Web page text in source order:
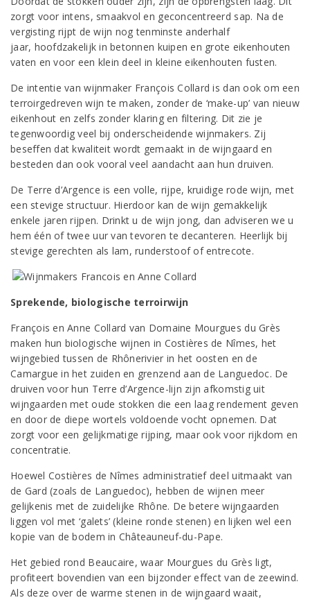
zorgt voor intens, smaakvol en geconcentreerd sap. Na de
vergisting rijpt de wijn nog tenminste anderhalf
jaar, hoofdzakelijk in betonnen kuipen en grote eikenhouten
vaten en voor een klein deel in kleine eikenhouten fusten.
De intentie van wijnmaker François Collard is dan ook om een
terroirgedreven wijn te maken, zonder de ‘make-up’ van nieuw
eikenhout en zelfs zonder klaring en filtering. Dit zie je
tegenwoordig veel bij onderscheidende wijnmakers. Zij
beseffen dat kwaliteit wordt gemaakt in de wijngaard en
besteden dan ook vooral veel aandacht aan hun druiven.
De Terre d’Argence is een volle, rijpe, kruidige rode wijn, met
een stevige structuur. Hierdoor kan de wijn gemakkelijk
enkele jaren rijpen. Drinkt u de wijn jong, dan adviseren we u
hem één of twee uur van tevoren te decanteren. Heerlijk bij
stevige gerechten als lam, runderstoof of entrecote.
Sprekende, biologische terroirwijn
François en Anne Collard van Domaine Mourgues du Grès
maken hun biologische wijnen in Costières de Nîmes, het
wijngebied tussen de Rhônerivier in het oosten en de
Camargue in het zuiden en grenzend aan de Languedoc. De
druiven voor hun Terre d’Argence-lijn zijn afkomstig uit
wijngaarden met oude stokken die een laag rendement geven
en door de diepe wortels voldoende vocht opnemen. Dat
zorgt voor een gelijkmatige rijping, maar ook voor rijkdom en
concentratie.
Hoewel Costières de Nîmes administratief deel uitmaakt van
de Gard (zoals de Languedoc), hebben de wijnen meer
gelijkenis met de zuidelijke Rhône. De betere wijngaarden
liggen vol met ‘galets’ (kleine ronde stenen) en lijken wel een
kopie van de bodem in Châteauneuf-du-Pape.
Het gebied rond Beaucaire, waar Mourgues du Grès ligt,
profiteert bovendien van een bijzonder effect van de zeewind.
Als deze over de warme stenen in de wijngaard waait,